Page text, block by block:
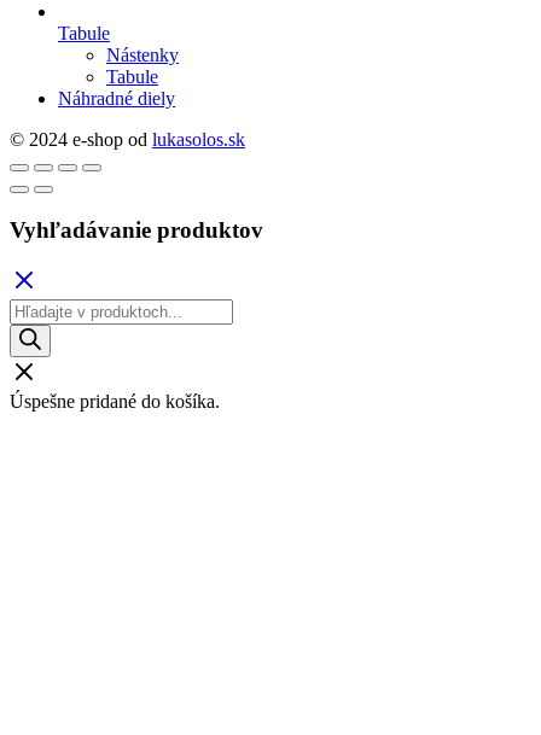
Tabule
Nástenky
Tabule
Náhradné diely
© 2024 e-shop od lukasolos.sk
Vyhľadávanie produktov
Products
search
Úspešne pridané do košíka.